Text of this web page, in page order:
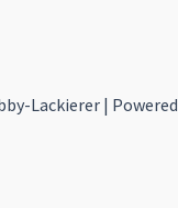
Lackierer | Powered